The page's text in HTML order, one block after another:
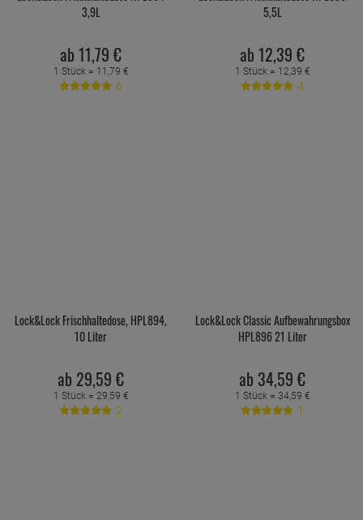
3,9L
ab 11,79 €
1 Stück = 11,79 €
6
5,5L
ab 12,39 €
1 Stück = 12,39 €
4
Lock&Lock Frischhaltedose, HPL894,
10 Liter
ab 29,59 €
1 Stück = 29,59 €
2
Lock&Lock Classic Aufbewahrungsbox
HPL896 21 Liter
ab 34,59 €
1 Stück = 34,59 €
1